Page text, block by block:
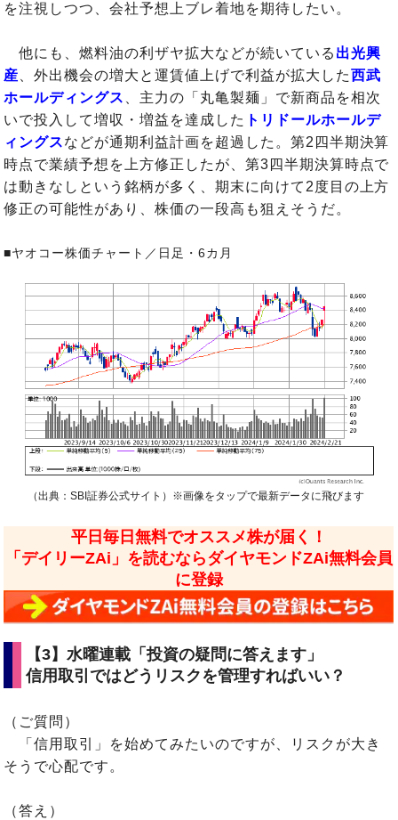
を注視しつつ、会社予想上ブレ着地を期待したい。
他にも、燃料油の利ザヤ拡大などが続いている 出光興
産、外出機会の増大と運賃値上げで利益が拡大した 西武
ホールディングス 、主力の「丸亀製麺」で新商品を相次
いで投入して増収・増益を達成した トリドールホールデ
ィングスなどが通期利益計画を超過した。第2四半期決算
時点で業績予想を上方修正したが、第3四半期決算時点で
は動きなしという銘柄が多く、期末に向けて2度目の上方
修正の可能性があり、株価の一段高も狙えそうだ。
■ヤオコー株価チャート／日足・6カ月
（出典：SBI証券公式サイト）※画像をタップで最新データに飛びます
平日毎日無料でオススメ株が届く！
「デイリーZAi」を読むならダイヤモンドZAi無料会員
に登録
【3】 水曜連載「投資の疑問に答えます」
信用取引ではどうリスクを管理すればいい？
（ご質問）
「信用取引」を始めてみたいのですが、リスクが大き
そうで心配です。
（答え）